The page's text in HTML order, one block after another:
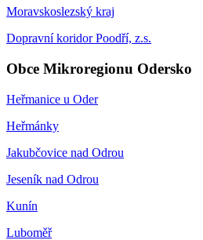
Moravskoslezský kraj
Dopravní koridor Poodří, z.s.
Obce Mikroregionu Odersko
Heřmanice u Oder
Heřmánky
Jakubčovice nad Odrou
Jeseník nad Odrou
Kunín
Luboměř